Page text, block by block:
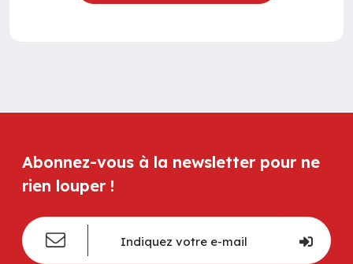
Abonnez-vous à la newsletter pour ne
rien louper !